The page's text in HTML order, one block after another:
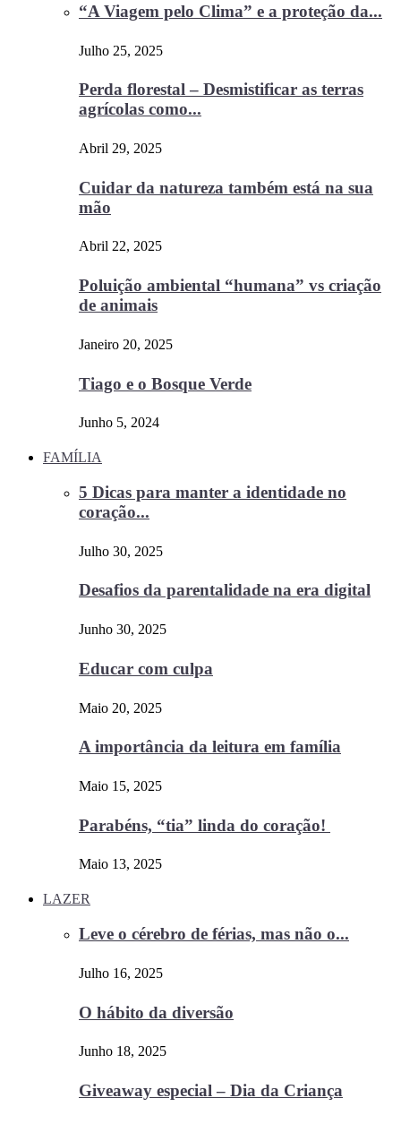
“A Viagem pelo Clima” e a proteção da...
Julho 25, 2025
Perda florestal – Desmistificar as terras
agrícolas como...
Abril 29, 2025
Cuidar da natureza também está na sua
mão
Abril 22, 2025
Poluição ambiental “humana” vs criação
de animais
Janeiro 20, 2025
Tiago e o Bosque Verde
Junho 5, 2024
FAMÍLIA
5 Dicas para manter a identidade no
coração...
Julho 30, 2025
Desafios da parentalidade na era digital
Junho 30, 2025
Educar com culpa
Maio 20, 2025
A importância da leitura em família
Maio 15, 2025
Parabéns, “tia” linda do coração!
Maio 13, 2025
LAZER
Leve o cérebro de férias, mas não o...
Julho 16, 2025
O hábito da diversão
Junho 18, 2025
Giveaway especial – Dia da Criança